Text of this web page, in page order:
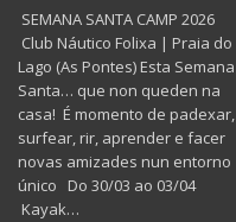
SEMANA SANTA CAMP 2026
Club Náutico Folixa | Praia do
Lago (As Pontes) Esta Semana
Santa… que non queden na
casa! É momento de padexar,
surfear, rir, aprender e facer
novas amizades nun entorno
único Do 30/03 ao 03/04
Kayak…